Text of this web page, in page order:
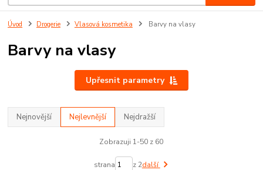
Úvod Drogerie Vlasová kosmetika Barvy na vlasy
Barvy na vlasy
Upřesnit parametry
Nejnovější Nejlevnější Nejdražší
Zobrazuji 1-50 z 60
strana z 2další